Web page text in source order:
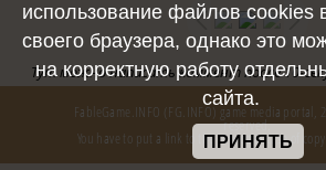
Тут можно написать коммент после 10-
FableGame.INFO (FG.INFO) game media portal,
reserved.
You have to put a link to the source in case of
использование файлов cookies
своего браузера, однако это
на корректную работу
сайта.
ПРИНЯТЬ